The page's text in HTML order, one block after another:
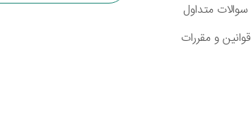
سوالات متداول
قوانین و مقررات